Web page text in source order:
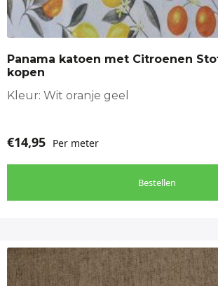
Panama katoen met Citroenen
kopen
Kleur: Wit oranje geel
€14,95 Per meter
Bestellen